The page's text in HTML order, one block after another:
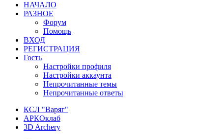
НАЧАЛО
РАЗНОЕ
Форум
Помощь
ВХОД
РЕГИСТРАЦИЯ
Гость
Настройки профиля
Настройки аккаунта
Непрочитанные темы
Непрочитанные ответы
КСЛ "Варяг"
АРКОклаб
3D Archery